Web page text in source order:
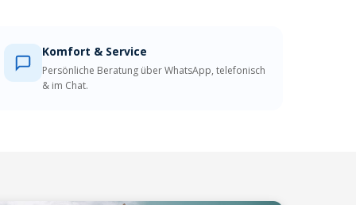
Komfort & Service
Persönliche Beratung über WhatsApp, telefonisch
& im Chat.